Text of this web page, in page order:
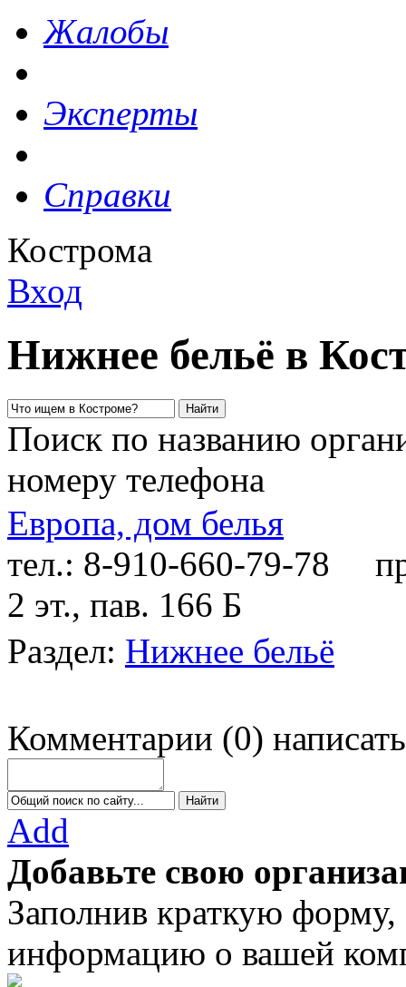
Жалобы
Эксперты
Справки
Кострома
Вход
Нижнее бельё в
Поиск по названию
номеру телефона
Европа, дом белья
тел.: 8-910-660-79-78
2 эт., пав. 166 Б
Раздел: Нижнее бельё
Комментарии (0) написать
Add
Добавьте свою
Заполнив краткую
информацию о вашей